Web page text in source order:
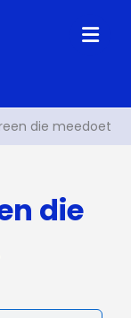
die meedoet
die